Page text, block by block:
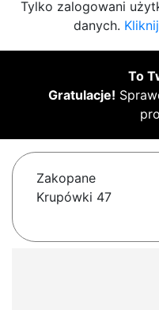
Tylko zalogowani
danych.
To
Gratulacje!
Zakopane
Krupówki 47